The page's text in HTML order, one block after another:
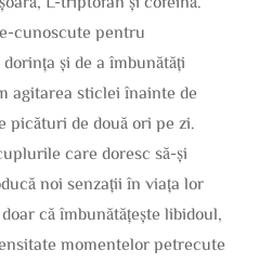
cunoscute pentru
și de a îmbunătăți
agitarea sticlei înainte de
picături de două ori pe zi.
care doresc să-și
noi senzații în viața lor
că îmbunătățește libidoul,
momentelor petrecute